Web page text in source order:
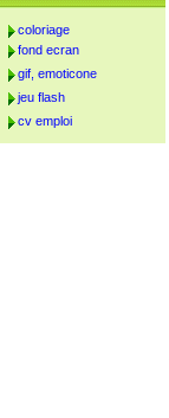
coloriage
fond ecran
gif, emoticone
jeu flash
cv emploi